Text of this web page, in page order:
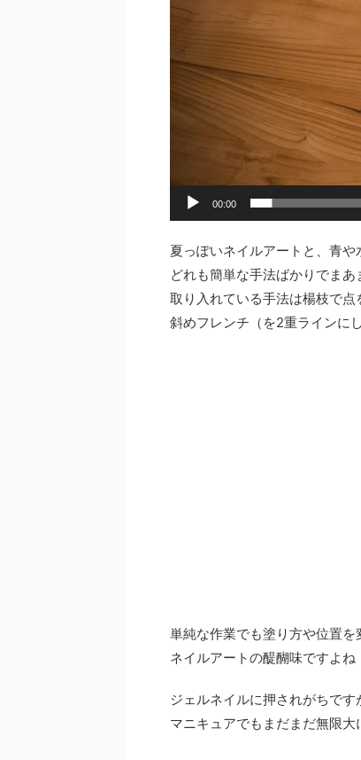
00:00
夏っぽいネイルアートと、青
どれも簡単な手法ばかりでま
取り入れている手法は楊枝で点
斜めフレンチ（を2重ラインに
単純な作業でも塗り方や位置
ネイルアートの醍醐味ですよね
ジェルネイルに押されがちです
マニキュアでもまだまだ無限